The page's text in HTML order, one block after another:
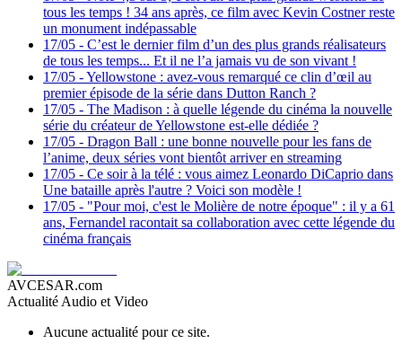
tous les temps ! 34 ans après, ce film avec Kevin Costner reste
un monument indépassable
17/05 - C’est le dernier film d’un des plus grands réalisateurs
de tous les temps... Et il ne l’a jamais vu de son vivant !
17/05 -Yellowstone : avez-vous remarqué ce clin d’œil au
premier épisode de la série dans Dutton Ranch ?
17/05 - The Madison : à quelle légende du cinéma la nouvelle
série du créateur de Yellowstone est-elle dédiée ?
17/05 - Dragon Ball : une bonne nouvelle pour les fans de
l’anime, deux séries vont bientôt arriver en streaming
17/05 - Ce soir à la télé : vous aimez Leonardo DiCaprio dans
Une bataille après l'autre ? Voici son modèle !
17/05 - "Pour moi, c'est le Molière de notre époque" : il y a 61
ans, Fernandel racontait sa collaboration avec cette légende du
cinéma français
AVCESAR.com
Actualité Audio et Video
Aucune actualité pour ce site.